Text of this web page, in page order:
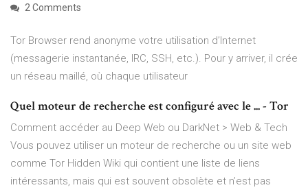
2 Comments
Tor Browser rend anonyme votre utilisation d’Internet
(messagerie instantanée, IRC, SSH, etc.). Pour y arriver, il crée
un réseau maillé, où chaque utilisateur
Quel moteur de recherche est configuré avec le ... - Tor
Comment accéder au Deep Web ou DarkNet > Web & Tech
Vous pouvez utiliser un moteur de recherche ou un site web
comme Tor Hidden Wiki qui contient une liste de liens
intéressants, mais qui est souvent obsolète et n’est pas